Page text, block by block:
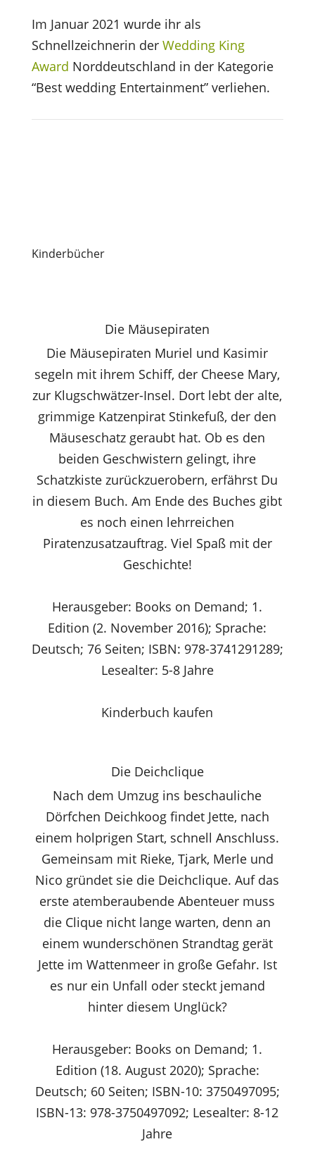
Im Januar 2021 wurde ihr als
Schnellzeichnerin der Wedding King
Award Norddeutschland in der Kategorie
“Best wedding Entertainment” verliehen.
Kinderbücher
Die Mäusepiraten
Die Mäusepiraten Muriel und Kasimir
segeln mit ihrem Schiff, der Cheese Mary,
zur Klugschwätzer-Insel. Dort lebt der alte,
grimmige Katzenpirat Stinkefuß, der den
Mäuseschatz geraubt hat. Ob es den
beiden Geschwistern gelingt, ihre
Schatzkiste zurückzuerobern, erfährst Du
in diesem Buch. Am Ende des Buches gibt
es noch einen lehrreichen
Piratenzusatzauftrag. Viel Spaß mit der
Geschichte!
Herausgeber: Books on Demand; 1.
Edition (2. November 2016); Sprache:
Deutsch; 76 Seiten; ISBN: 978-3741291289;
Lesealter: 5-8 Jahre
Kinderbuch kaufen
Die Deichclique
Nach dem Umzug ins beschauliche
Dörfchen Deichkoog findet Jette, nach
einem holprigen Start, schnell Anschluss.
Gemeinsam mit Rieke, Tjark, Merle und
Nico gründet sie die Deichclique. Auf das
erste atemberaubende Abenteuer muss
die Clique nicht lange warten, denn an
einem wunderschönen Strandtag gerät
Jette im Wattenmeer in große Gefahr. Ist
es nur ein Unfall oder steckt jemand
hinter diesem Unglück?
Herausgeber: Books on Demand; 1.
Edition (18. August 2020); Sprache:
Deutsch; 60 Seiten; ISBN-10: 3750497095;
ISBN-13: 978-3750497092; Lesealter: 8-12
Jahre